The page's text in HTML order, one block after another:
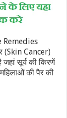
Remedies
(Skin Cancer)
जहां सूर्य की किरणें
की पैर की